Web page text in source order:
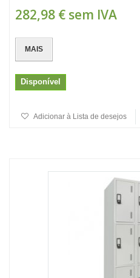
282,98 € sem IVA
MAIS
Disponível
Adicionar à Lista de desejos